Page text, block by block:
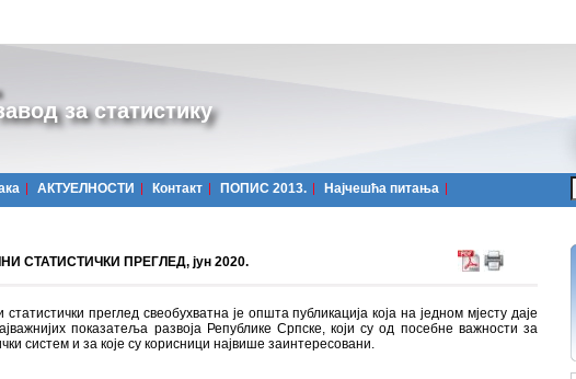
за статистику
АКТУЕЛНОСТИ Контакт ПОПИС 2013. Најчешћa питања
СТАТИСТИЧКИ ПРЕГЛЕД, јун 2020.
статистички преглед свеобухватна је општа публикација која на једном мјесту даје
показатеља развоја Републике Српске, који су од посебне важности за
систем и за које су корисници највише заинтересовани.